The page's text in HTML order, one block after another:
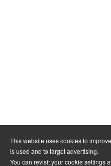
This website uses cookies to
is used and to target advertising.
You can revisit your cookie settings